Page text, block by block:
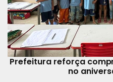
Prefeitura reforça
no